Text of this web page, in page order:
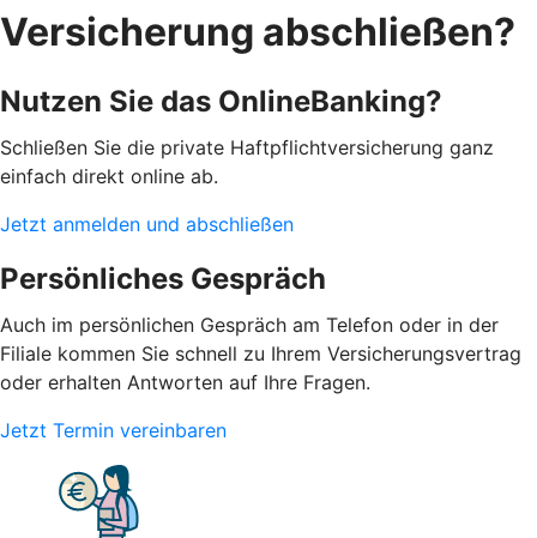
Versicherung abschließen?
Nutzen Sie das OnlineBanking?
Schließen Sie die private Haftpflichtversicherung ganz
einfach direkt online ab.
Jetzt anmelden und abschließen
Persönliches Gespräch
Auch im persönlichen Gespräch am Telefon oder in der
Filiale kommen Sie schnell zu Ihrem Versicherungsvertrag
oder erhalten Antworten auf Ihre Fragen.
Jetzt Termin vereinbaren